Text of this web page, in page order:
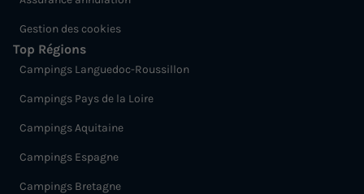
Gestion des cookies
Top Régions
Campings Languedoc-Roussillon
Campings Pays de la Loire
Campings Aquitaine
Campings Espagne
Campings Bretagne